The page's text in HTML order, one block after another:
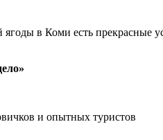
в Коми есть прекрасные
и опытных туристов